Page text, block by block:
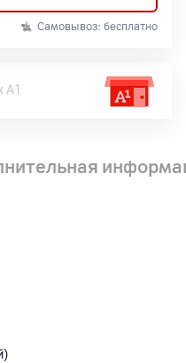
Самовывоз: бесплатно
А1